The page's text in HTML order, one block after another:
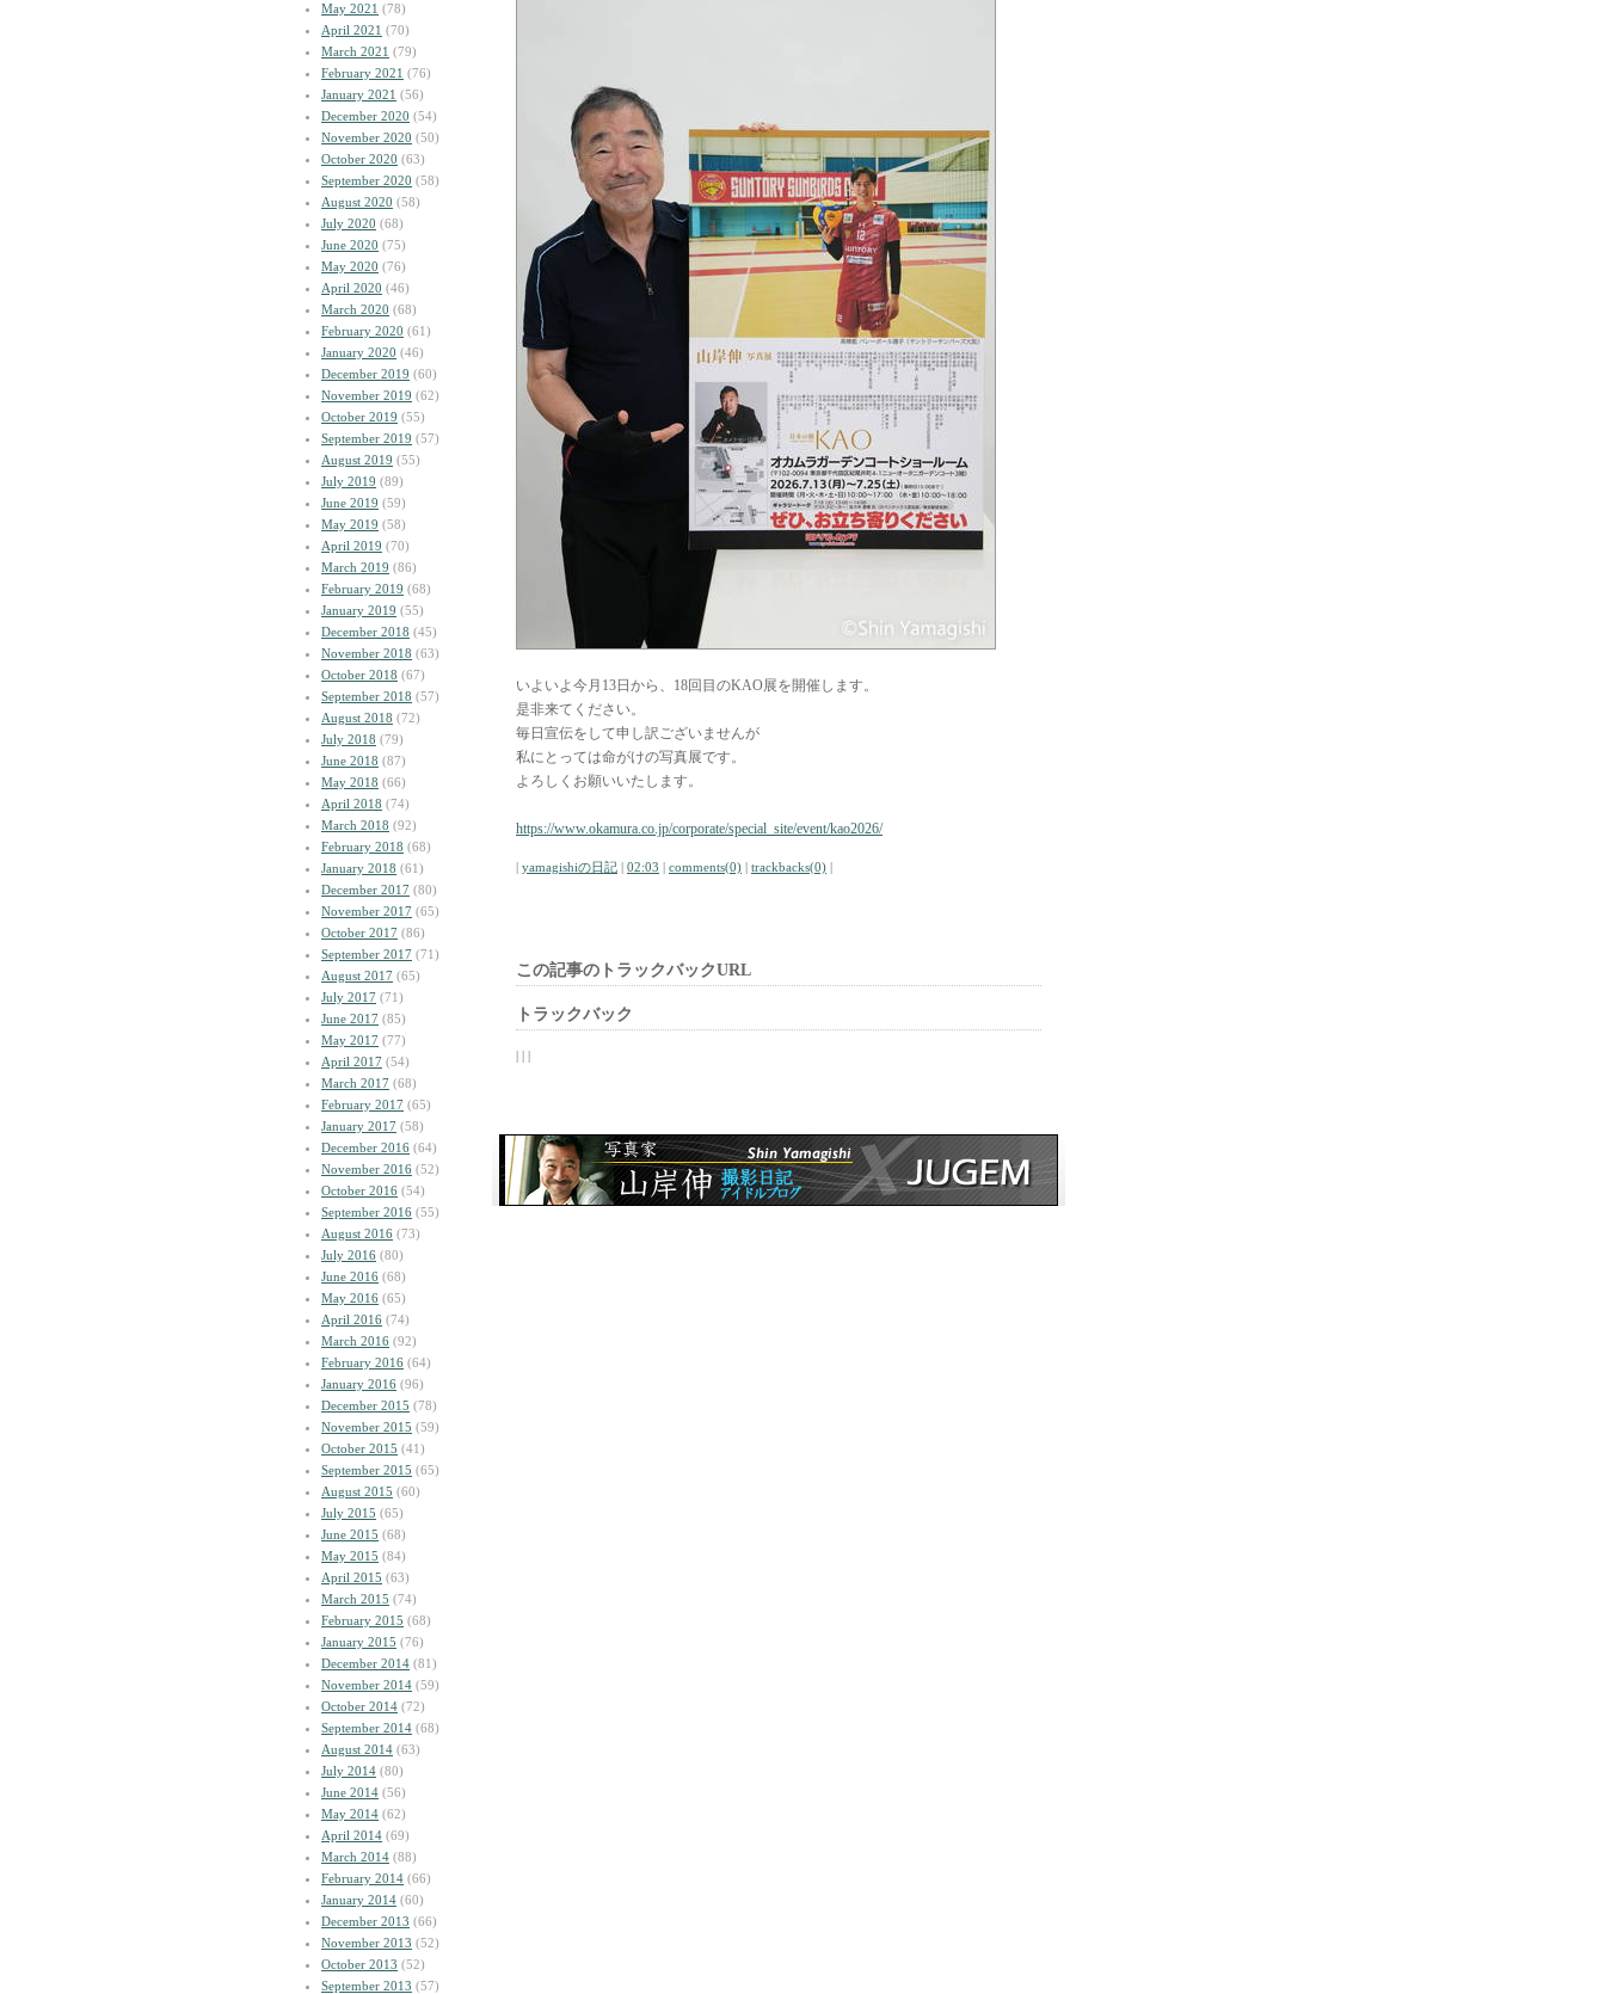
May 2021 (78)
April 2021 (70)
March 2021 (79)
February 2021 (76)
January 2021 (56)
December 2020 (54)
November 2020 (50)
October 2020 (63)
September 2020 (58)
August 2020 (58)
July 2020 (68)
June 2020 (75)
May 2020 (76)
April 2020 (46)
March 2020 (68)
February 2020 (61)
January 2020 (46)
December 2019 (60)
November 2019 (62)
October 2019 (55)
September 2019 (57)
August 2019 (55)
July 2019 (89)
June 2019 (59)
May 2019 (58)
April 2019 (70)
March 2019 (86)
February 2019 (68)
January 2019 (55)
December 2018 (45)
November 2018 (63)
October 2018 (67)
September 2018 (57)
August 2018 (72)
July 2018 (79)
June 2018 (87)
May 2018 (66)
April 2018 (74)
March 2018 (92)
February 2018 (68)
January 2018 (61)
December 2017 (80)
November 2017 (65)
October 2017 (86)
September 2017 (71)
August 2017 (65)
July 2017 (71)
June 2017 (85)
May 2017 (77)
April 2017 (54)
March 2017 (68)
February 2017 (65)
January 2017 (58)
December 2016 (64)
November 2016 (52)
October 2016 (54)
September 2016 (55)
August 2016 (73)
July 2016 (80)
June 2016 (68)
May 2016 (65)
April 2016 (74)
March 2016 (92)
February 2016 (64)
January 2016 (96)
December 2015 (78)
November 2015 (59)
October 2015 (41)
September 2015 (65)
August 2015 (60)
July 2015 (65)
June 2015 (68)
May 2015 (84)
April 2015 (63)
March 2015 (74)
February 2015 (68)
January 2015 (76)
December 2014 (81)
November 2014 (59)
October 2014 (72)
September 2014 (68)
August 2014 (63)
July 2014 (80)
June 2014 (56)
May 2014 (62)
April 2014 (69)
March 2014 (88)
February 2014 (66)
January 2014 (60)
December 2013 (66)
November 2013 (52)
October 2013 (52)
September 2013 (57)
いよいよ今月13日から、18回目のKAO展を開催します。
是非来てください。
毎日宣伝をして申し訳ございませんが
私にとっては命がけの写真展です。
よろしくお願いいたします。
https://www.okamura.co.jp/corporate/special_site/event/kao2026/
| yamagishiの日記 | 02:03 | comments(0) | trackbacks(0) |
この記事のトラックバックURL
トラックバック
| | |